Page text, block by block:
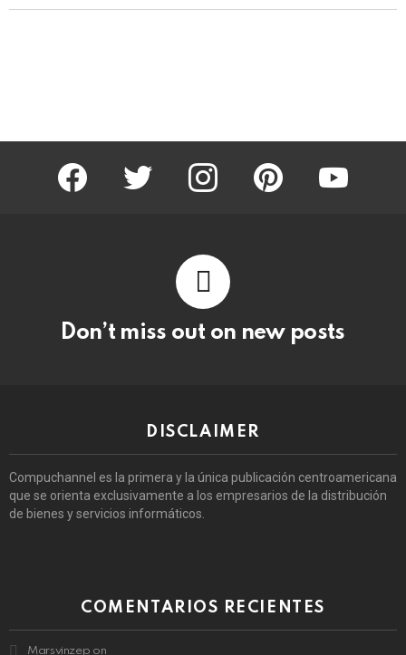
facebook twitter instagram pinterest youtube
Don’t miss out on new posts
DISCLAIMER
Compuchannel es la primera y la única publicación centroamericana
que se orienta exclusivamente a los empresarios de la distribución
de bienes y servicios informáticos.
COMENTARIOS RECIENTES
Marsvinzep on